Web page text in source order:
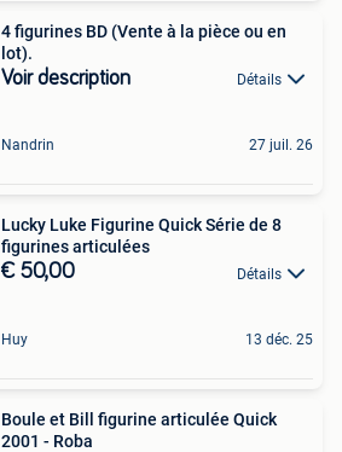
4 figurines BD (Vente à la pièce ou en
lot).
Voir description Détails
Nandrin 27 juil. 26
Lucky Luke Figurine Quick Série de 8
figurines articulées
€ 50,00 Détails
Huy 13 déc. 25
Boule et Bill figurine articulée Quick
2001 - Roba